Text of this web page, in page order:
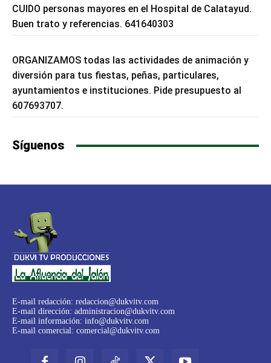
CUIDO personas mayores en el Hospital de Calatayud.
Buen trato y referencias. 641640303
ORGANIZAMOS todas las actividades de animación y
diversión para tus fiestas, peñas, particulares,
ayuntamientos e instituciones. Pide presupuesto al
607693707.
Síguenos
E-mail redacción: redaccion@dukvitv.com
E-mail dirección: administracion@dukvitv.com
E-mail información: info@dukvitv.com
E-mail comercial: comercial@dukvitv.com